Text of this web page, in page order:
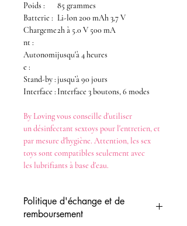
Poids :
85 grammes
Batterie : Li-lon 200 mAh 3,7 V
Chargeme
nt :
2h à 5.0 V 500 mA
Autonomi
e :
jusqu'à 4 heures
Stand-by :jusqu’à 90 jours
Interface : Interface 3 boutons, 6 modes
By Lovingvous conseille d'utiliser
undésinfectant sextoys pour l'entretien, et
par mesure d'hygiène. Attention, les sex
toys sont compatibles seulement avec
les lubrifiants à base d'eau.
Politique d'échange et de
remboursement